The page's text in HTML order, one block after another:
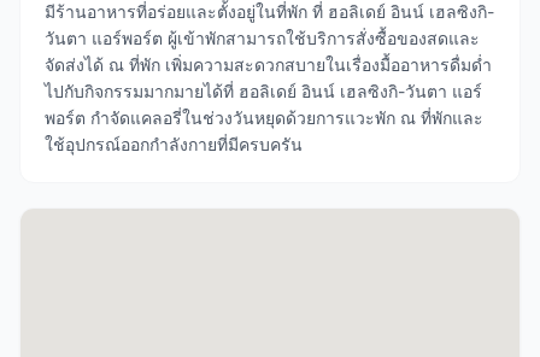
มีร้านอาหารที่อร่อยและตั้งอยู่ในที่พัก ที่ ฮอลิเดย์ อินน์ เฮลซิงกิ-
วันตา แอร์พอร์ต ผู้เข้าพักสามารถใช้บริการสั่งซื้อของสดและ
จัดส่งได้ ณ ที่พัก เพิ่มความสะดวกสบายในเรื่องมื้ออาหารดื่มด่ำ
ไปกับกิจกรรมมากมายได้ที่ ฮอลิเดย์ อินน์ เฮลซิงกิ-วันตา แอร์
พอร์ต กำจัดแคลอรี่ในช่วงวันหยุดด้วยการแวะพัก ณ ที่พักและ
ใช้อุปกรณ์ออกกำลังกายที่มีครบครัน